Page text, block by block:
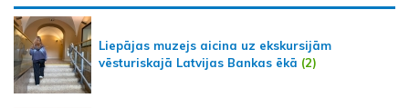
Liepājas muzejs aicina uz ekskursijām
vēsturiskajā Latvijas Bankas ēkā (2)